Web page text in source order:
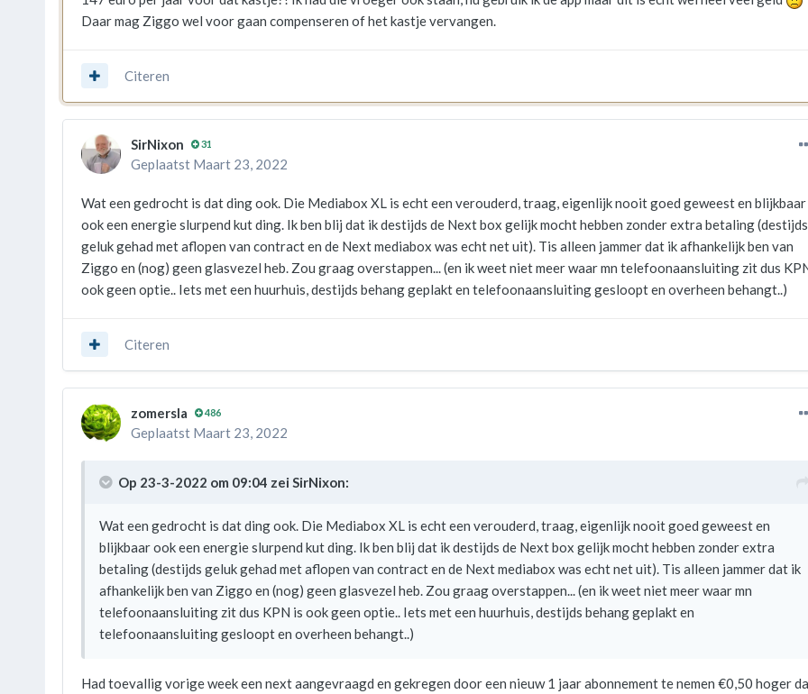
Daar mag Ziggo wel voor gaan compenseren of het kastje vervangen.
Citeren
SirNixon 31
Geplaatst Maart 23, 2022
Wat een gedrocht is dat ding ook. Die Mediabox XL is echt een verouderd, traag, eigenlijk nooit goed geweest en blijkbaar
ook een energie slurpend kut ding. Ik ben blij dat ik destijds de Next box gelijk mocht hebben zonder extra betaling (destijds
geluk gehad met aflopen van contract en de Next mediabox was echt net uit). Tis alleen jammer dat ik afhankelijk ben van
Ziggo en (nog) geen glasvezel heb. Zou graag overstappen... (en ik weet niet meer waar mn telefoonaansluiting zit dus
ook geen optie.. Iets met een huurhuis, destijds behang geplakt en telefoonaansluiting gesloopt en overheen behangt..)
Citeren
zomersla 486
Geplaatst Maart 23, 2022
Op 23-3-2022 om 09:04 zei SirNixon:
Wat een gedrocht is dat ding ook. Die Mediabox XL is echt een verouderd, traag, eigenlijk nooit goed geweest en
blijkbaar ook een energie slurpend kut ding. Ik ben blij dat ik destijds de Next box gelijk mocht hebben zonder extra
betaling (destijds geluk gehad met aflopen van contract en de Next mediabox was echt net uit). Tis alleen jammer dat ik
afhankelijk ben van Ziggo en (nog) geen glasvezel heb. Zou graag overstappen... (en ik weet niet meer waar mn
telefoonaansluiting zit dus KPN is ook geen optie.. Iets met een huurhuis, destijds behang geplakt en
telefoonaansluiting gesloopt en overheen behangt..)
Had toevallig vorige week een next aangevraagd en gekregen door een nieuw 1 jaar abonnement te nemen €0,50 hoger